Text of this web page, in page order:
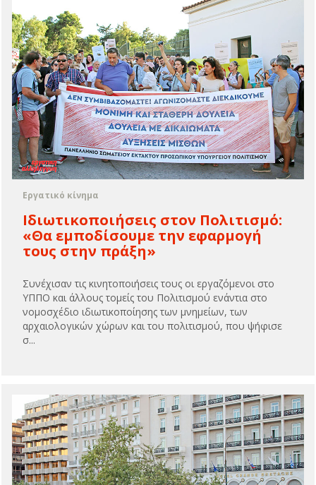
Εργατικό κίνημα
Ιδιωτικοποιήσεις στον Πολιτισμό:
«Θα εμποδίσουμε την εφαρμογή
τους στην πράξη»
Συνέχισαν τις κινητοποιήσεις τους οι εργαζόμενοι στο
ΥΠΠΟ και άλλους τομείς του Πολιτισμού ενάντια στο
νομοσχέδιο ιδιωτικοποίησης των μνημείων, των
αρχαιολογικών χώρων και του πολιτισμού, που ψήφισε
σ...